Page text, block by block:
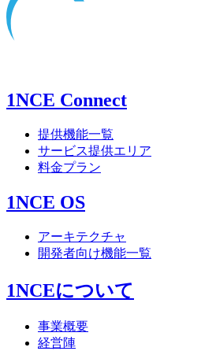
1NCE Connect
提供機能一覧
サービス提供エリア
料金プラン
1NCE OS
アーキテクチャ
開発者向け機能一覧
1NCEについて
事業概要
経営陣